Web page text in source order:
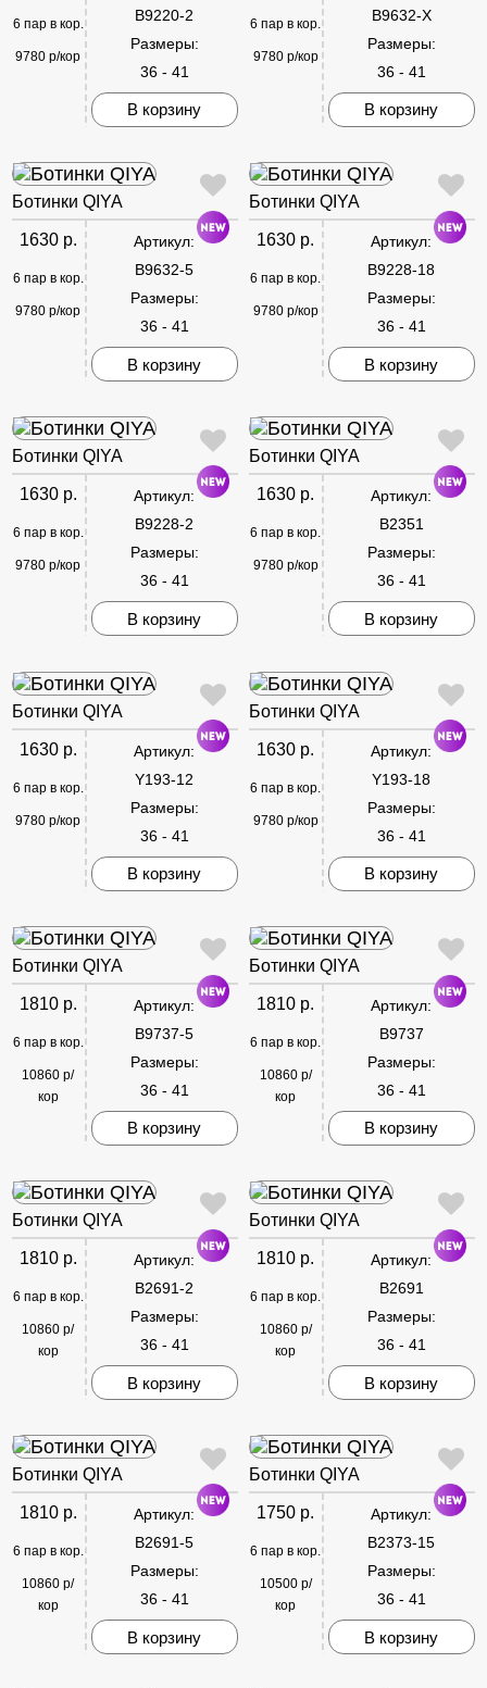
6 пар в кор.
9780 р/кор
B9220-2
Размеры:
36 - 41
В корзину
6 пар в кор.
9780 р/кор
B9632-X
Размеры:
36 - 41
В корзину
Ботинки QIYA
1630 р.
6 пар в кор.
9780 р/кор
Артикул:
B9632-5
Размеры:
36 - 41
В корзину
Ботинки QIYA
1630 р.
6 пар в кор.
9780 р/кор
Артикул:
B9228-18
Размеры:
36 - 41
В корзину
Ботинки QIYA
1630 р.
6 пар в кор.
9780 р/кор
Артикул:
B9228-2
Размеры:
36 - 41
В корзину
Ботинки QIYA
1630 р.
6 пар в кор.
9780 р/кор
Артикул:
B2351
Размеры:
36 - 41
В корзину
Ботинки QIYA
1630 р.
6 пар в кор.
9780 р/кор
Артикул:
Y193-12
Размеры:
36 - 41
В корзину
Ботинки QIYA
1630 р.
6 пар в кор.
9780 р/кор
Артикул:
Y193-18
Размеры:
36 - 41
В корзину
Ботинки QIYA
1810 р.
6 пар в кор.
10860 р/
кор
Артикул:
B9737-5
Размеры:
36 - 41
В корзину
Ботинки QIYA
1810 р.
6 пар в кор.
10860 р/
кор
Артикул:
B9737
Размеры:
36 - 41
В корзину
Ботинки QIYA
1810 р.
6 пар в кор.
10860 р/
кор
Артикул:
B2691-2
Размеры:
36 - 41
В корзину
Ботинки QIYA
1810 р.
6 пар в кор.
10860 р/
кор
Артикул:
B2691
Размеры:
36 - 41
В корзину
Ботинки QIYA
1810 р.
6 пар в кор.
10860 р/
кор
Артикул:
B2691-5
Размеры:
36 - 41
В корзину
Ботинки QIYA
1750 р.
6 пар в кор.
10500 р/
кор
Артикул:
B2373-15
Размеры:
36 - 41
В корзину